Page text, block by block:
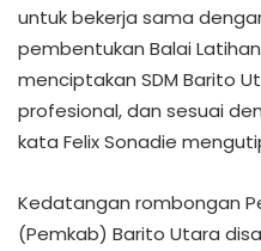
untuk bekerja sama
pembentukan Balai
menciptakan SDM Barito
profesional, dan sesuai
kata Felix Sonadie
Kedatangan rombongan
(Pemkab) Barito Utara